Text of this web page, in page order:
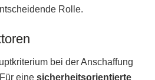
Rolle.
bei der Anschaffung
eine sicherheitsorientierte